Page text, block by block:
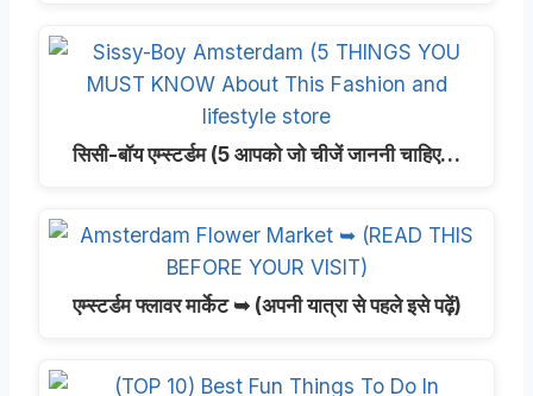
सिसी-बॉय एम्स्टर्डम (5 आपको जो चीजें जाननी चाहिए…
एम्स्टर्डम फ्लावर मार्केट ➥ (अपनी यात्रा से पहले इसे पढ़ें)